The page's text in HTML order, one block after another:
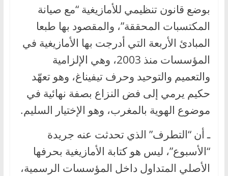
بوضع قانون تنظيمي للأمازيغية “مع صيانة
المكتسبات المحققة”، والمقصود بها طبعا
المبادئ الأربعة التي أدرجت بها الأمازيغية في
المؤسسات منذ 2003، وهي الإلزامية
والتعميم والتوحيد وحرف تيفيناغ، وهو تعهّد
حكيم يرمي إلى فض النزاع بصفة نهائية في
موضوع الهوية بالمغرب، وهو الإختيار السليم.
ـ أن “التطرف” الذي تحدثت عنه جريدة
“الأسبوع”، ليس هو كتابة الأمازيغية بحرفها
الأصلي المتداول داخل المؤسسات الرسمية،